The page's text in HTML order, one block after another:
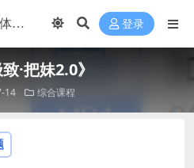
登录
·把妹2.0》
14 综合课程